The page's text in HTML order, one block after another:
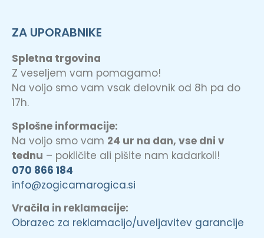
ZA UPORABNIKE
Spletna trgovina
Z veseljem vam pomagamo!
Na voljo smo vam vsak delovnik od 8h pa do
17h.
Splošne informacije:
Na voljo smo vam 24 ur na dan, vse dni v
tednu – pokličite ali pišite nam kadarkoli!
070 866 184
info@zogicamarogica.si
Vračila in reklamacije:
Obrazec za reklamacijo/uveljavitev garancije